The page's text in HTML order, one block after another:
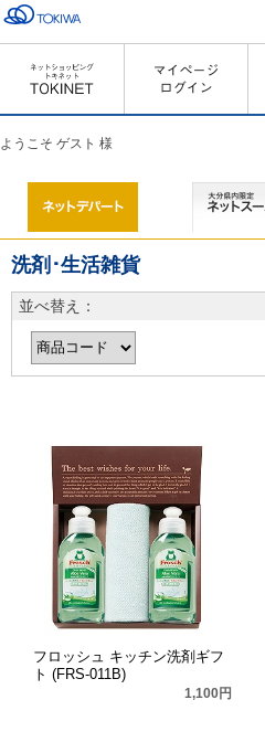
ようこそ ゲスト 様
洗剤･生活雑貨
並べ替え：
フロッシュ キッチン洗剤ギフ
ト (FRS-011B)
1,100円